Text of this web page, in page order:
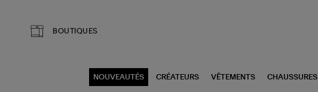
BOUTIQUES
NOUVEAUTÉS CRÉATEURS VÊTEMENTS CHAUSSURES